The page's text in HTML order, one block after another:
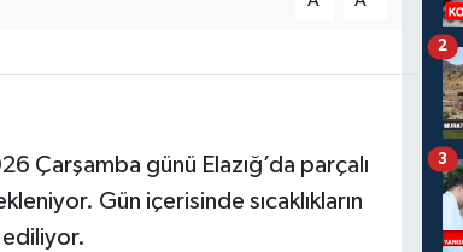
Çarşamba günü Elazığ’da parçalı
Gün içerisinde sıcaklıkların
2
3